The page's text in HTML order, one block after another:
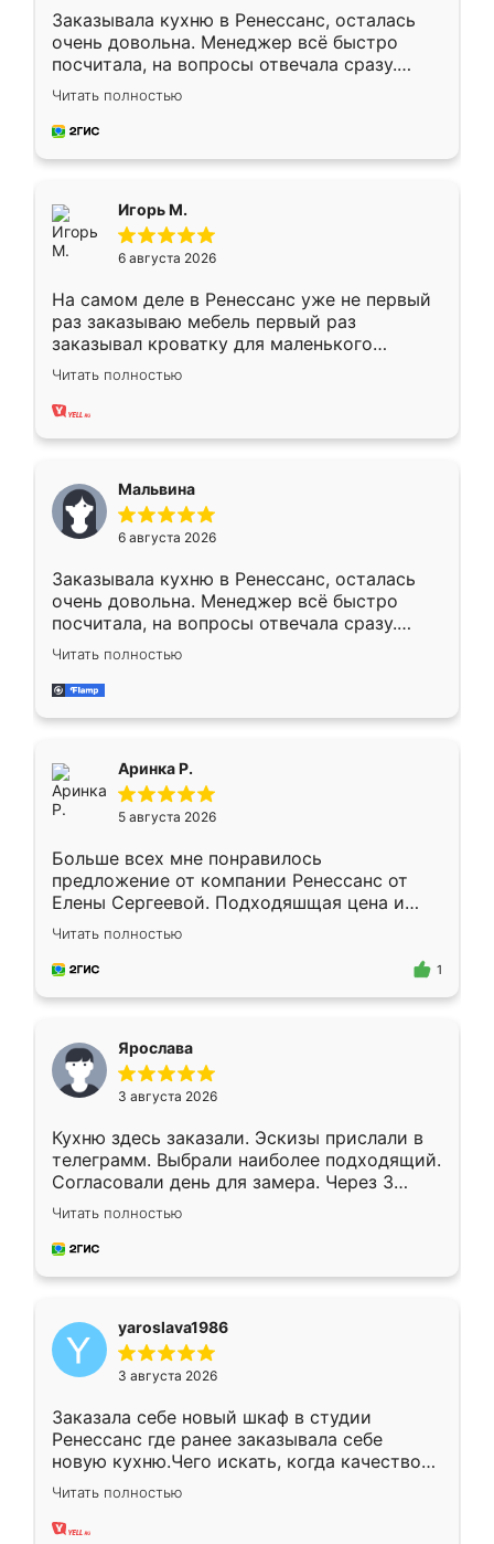
Заказывала кухню в Ренессанс, осталась
очень довольна. Менеджер всё быстро
посчитала, на вопросы отвечала сразу.
Замерщик приехал в субботу, подошёл к
делу со всей ответственностью. Собрали
за день, ребята работали аккуратно, даже
Читать полностью
Игорь М.
6 августа 2026
На самом деле в Ренессанс уже не первый
раз заказываю мебель первый раз
заказывал кроватку для маленького
ребёнка при его рождении ,во второй раз
заказал шкаф-купе. По качеству очень
хорошее сборка достаточно быстрая,
меньше, здесь же он более разнообразный.
Мне нравится ,если что-то потребуется из
мебели буду заказывать только здесь.
Читать полностью
Мальвина
6 августа 2026
Заказывала кухню в Ренессанс, осталась
очень довольна. Менеджер всё быстро
посчитала, на вопросы отвечала сразу.
Замерщик приехал в субботу, подошёл к
делу со всей ответственностью. Собрали
за день, ребята работали аккуратно, даже
Читать полностью
Аринка Р.
5 августа 2026
Больше всех мне понравилось
предложение от компании Ренессанс от
Елены Сергеевой. Подходяшщая цена и
короткие сроки изготовления. Приехавший
для замера сотрудник Владислав
предложил по моему эскизу самый
Читать полностью
1
Ярослава
3 августа 2026
Кухню здесь заказали. Эскизы прислали в
телеграмм. Выбрали наиболее подходящий.
Согласовали день для замера. Через 3
недели кухня была уже готова. Остались
довольны работой. Спасибо Ренессанс
мебель за качественную работу!
Читать полностью
yaroslava1986
3 августа 2026
Заказала себе новый шкаф в студии
Ренессанс где ранее заказывала себе
новую кухню.Чего искать, когда качеством
вполне довольна. Служит кухня уже почти
два года, нареканий нет.
Читать полностью